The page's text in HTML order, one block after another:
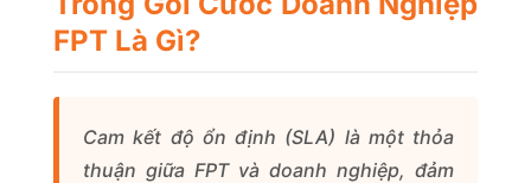
FPT Là Gì?
Cam kết độ ổn định (SLA) là một thỏa
thuận giữa FPT và doanh nghiệp, đảm